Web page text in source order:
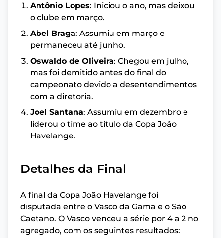
Antônio Lopes: Iniciou o ano, mas deixou
o clube em março.
Abel Braga: Assumiu em março e
permaneceu até junho.
Oswaldo de Oliveira: Chegou em julho,
mas foi demitido antes do final do
campeonato devido a desentendimentos
com a diretoria.
Joel Santana: Assumiu em dezembro e
liderou o time ao título da Copa João
Havelange.
Detalhes da Final
A final da Copa João Havelange foi
disputada entre o Vasco da Gama e o São
Caetano. O Vasco venceu a série por 4 a 2 no
agregado, com os seguintes resultados: